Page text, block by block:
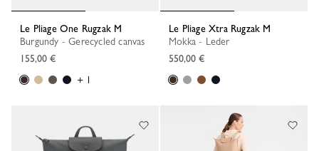
Le Pliage One Rugzak M
Burgundy - Gerecycled canvas
155,00 €
+ 1
Le Pliage Xtra Rugzak M
Mokka - Leder
550,00 €